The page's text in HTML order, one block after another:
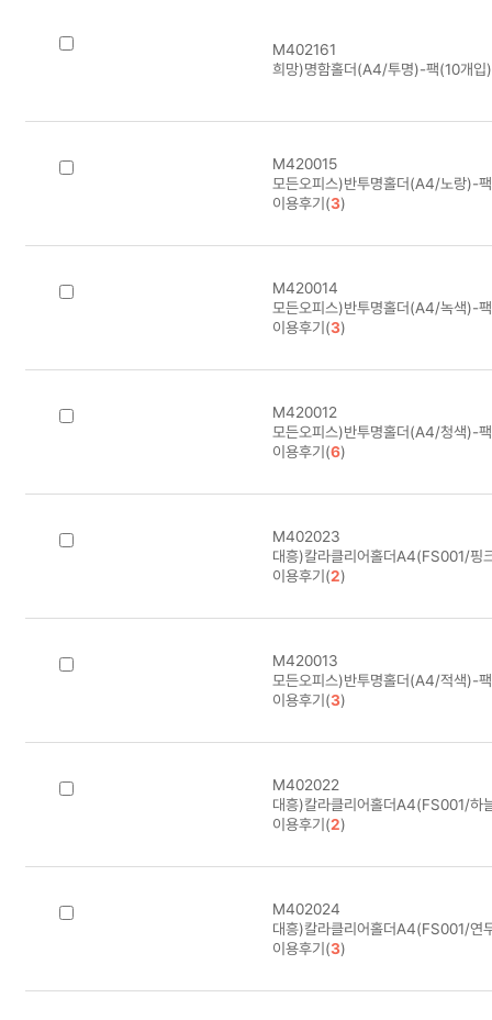
M402161
희망)명함홀더(A4/투명)-팩(10개입)
M420015
모든오피스)반투명홀더(A4/노랑)-
이용후기(3)
M420014
모든오피스)반투명홀더(A4/녹색)-
이용후기(3)
M420012
모든오피스)반투명홀더(A4/청색)-
이용후기(6)
M402023
대흥)칼라클리어홀더A4(FS001/핑
이용후기(2)
M420013
모든오피스)반투명홀더(A4/적색)-
이용후기(3)
M402022
대흥)칼라클리어홀더A4(FS001/하
이용후기(2)
M402024
대흥)칼라클리어홀더A4(FS001/연
이용후기(3)